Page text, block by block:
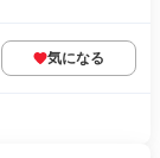
気になる